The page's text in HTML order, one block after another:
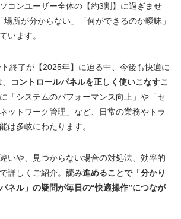
コンユーザー全体の【約3割】に過ぎませ
場所が分からない」「何ができるのか曖昧」
います。
終了が【2025年】に迫る中、今後も快適に
コントロールパネルを正しく使いこなすこ
「システムのパフォーマンス向上」や「セ
ットワーク管理」など、日常の業務やトラ
は多岐にわたります。
いや、見つからない場合の対処法、効率的
詳しくご紹介。 読み進めることで「分かり
ネル」の疑問が毎日の“快適操作”につなが